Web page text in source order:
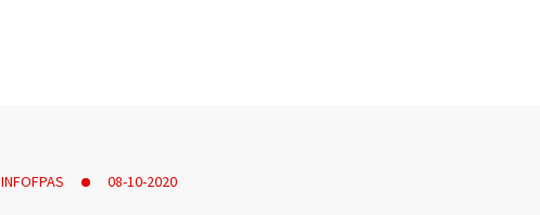
INFOFPAS 08-10-2020